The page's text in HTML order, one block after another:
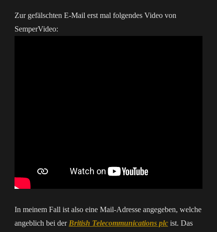
Zur gefälschten E-Mail erst mal folgendes Video von
SemperVideo:
In meinem Fall ist also eine Mail-Adresse angegeben, welche
angeblich bei der British Telecommunications plc ist. Das